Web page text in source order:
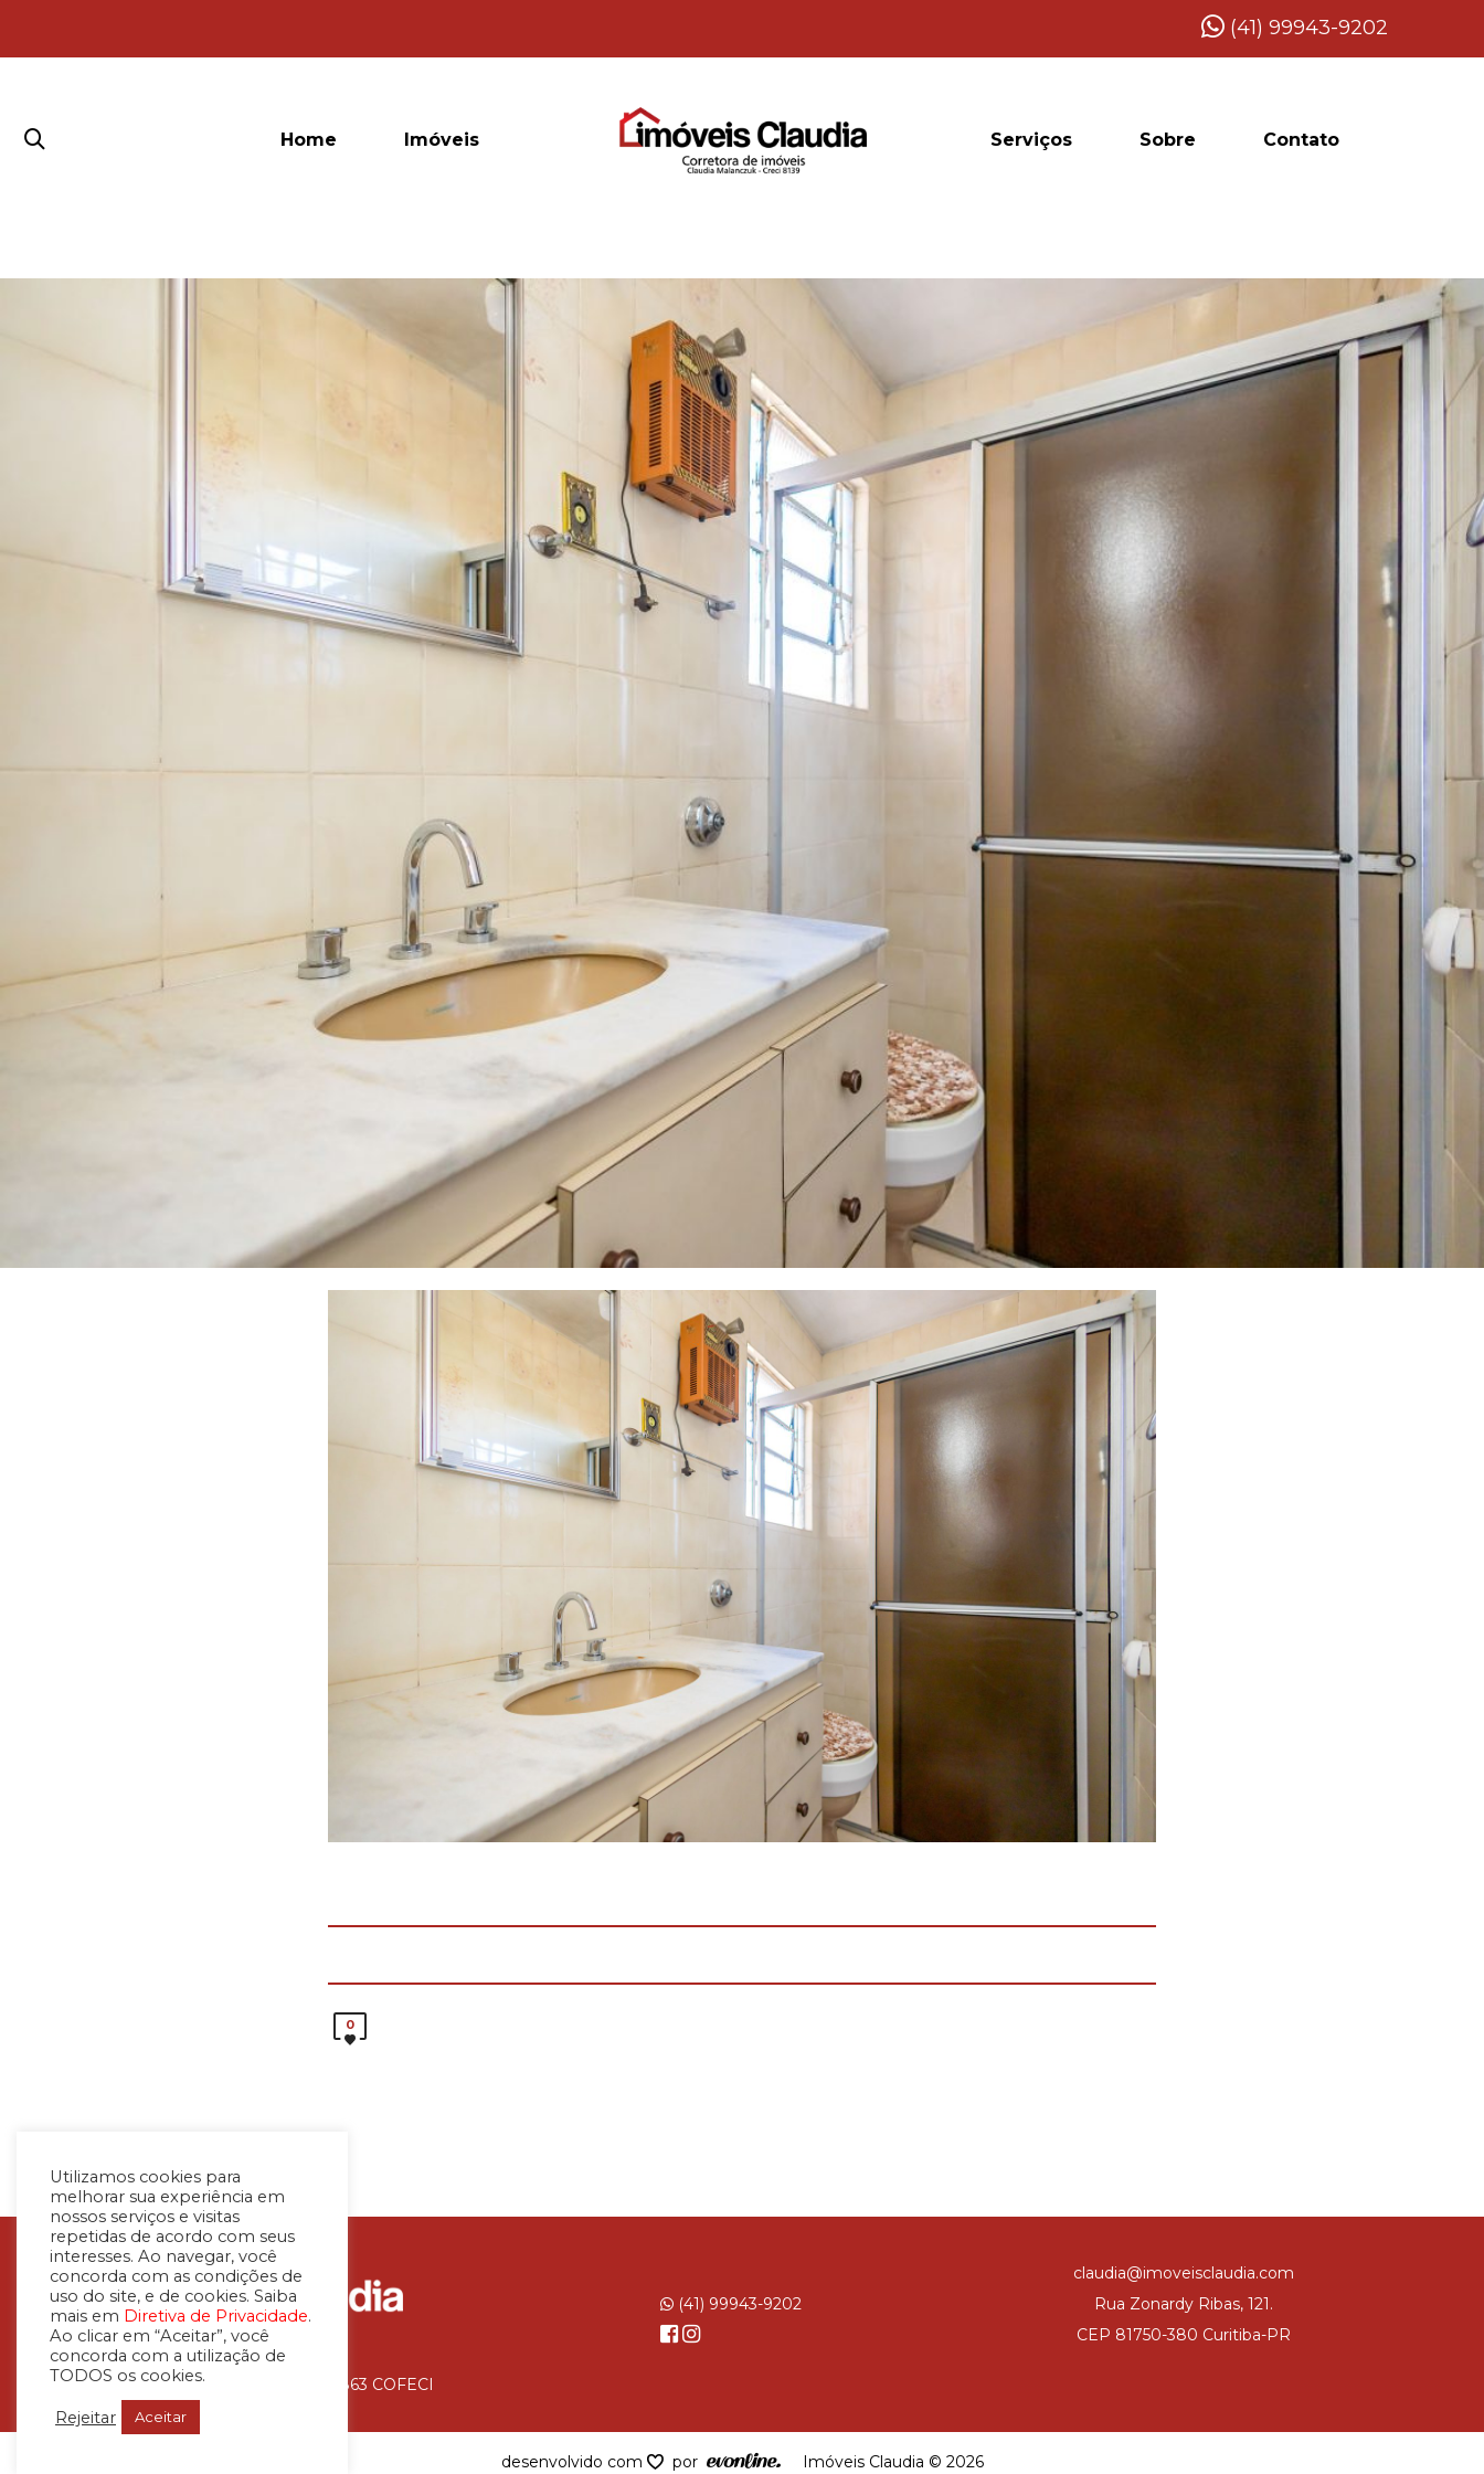
(41) 99943-9202
Home Imóveis Serviços Sobre Contato
0
Avaliadora Imobiliária – CNAI 36.863 COFECI
(41) 99943-9202
claudia@imoveisclaudia.com
Rua Zonardy Ribas, 121.
CEP 81750-380 Curitiba-PR
desenvolvido com por Imóveis Claudia © 2026
Utilizamos cookies para
melhorar sua experiência em
nossos serviços e visitas
repetidas de acordo com seus
interesses. Ao navegar, você
concorda com as condições de
uso do site, e de cookies. Saiba
mais em Diretiva de Privacidade.
Ao clicar em “Aceitar”, você
concorda com a utilização de
TODOS os cookies.
Rejeitar Aceitar